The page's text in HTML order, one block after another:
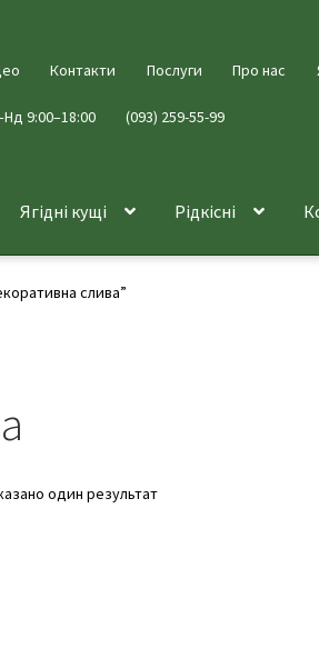
Контакти Послуги Про нас
9:00–18:00 (093) 259-55-99
Ягідні кущі Рідкісні
слива”
один результат